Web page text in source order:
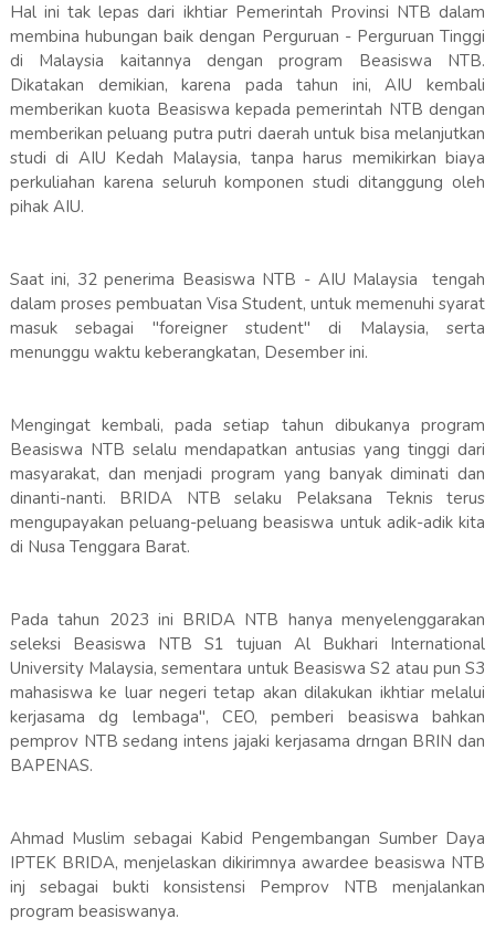
Hal ini tak lepas dari ikhtiar Pemerintah Provinsi NTB dalam
membina hubungan baik dengan Perguruan - Perguruan Tinggi
di Malaysia kaitannya dengan program Beasiswa NTB.
Dikatakan demikian, karena pada tahun ini, AIU kembali
memberikan kuota Beasiswa kepada pemerintah NTB dengan
memberikan peluang putra putri daerah untuk bisa melanjutkan
studi di AIU Kedah Malaysia, tanpa harus memikirkan biaya
perkuliahan karena seluruh komponen studi ditanggung oleh
pihak AIU.
Saat ini, 32 penerima Beasiswa NTB - AIU Malaysia tengah
dalam proses pembuatan Visa Student, untuk memenuhi syarat
masuk sebagai "foreigner student" di Malaysia, serta
menunggu waktu keberangkatan, Desember ini.
Mengingat kembali, pada setiap tahun dibukanya program
Beasiswa NTB selalu mendapatkan antusias yang tinggi dari
masyarakat, dan menjadi program yang banyak diminati dan
dinanti-nanti. BRIDA NTB selaku Pelaksana Teknis terus
mengupayakan peluang-peluang beasiswa untuk adik-adik kita
di Nusa Tenggara Barat.
Pada tahun 2023 ini BRIDA NTB hanya menyelenggarakan
seleksi Beasiswa NTB S1 tujuan Al Bukhari International
University Malaysia, sementara untuk Beasiswa S2 atau pun S3
mahasiswa ke luar negeri tetap akan dilakukan ikhtiar melalui
kerjasama dg lembaga", CEO, pemberi beasiswa bahkan
pemprov NTB sedang intens jajaki kerjasama drngan BRIN dan
BAPENAS.
Ahmad Muslim sebagai Kabid Pengembangan Sumber Daya
IPTEK BRIDA, menjelaskan dikirimnya awardee beasiswa NTB
inj sebagai bukti konsistensi Pemprov NTB menjalankan
program beasiswanya.